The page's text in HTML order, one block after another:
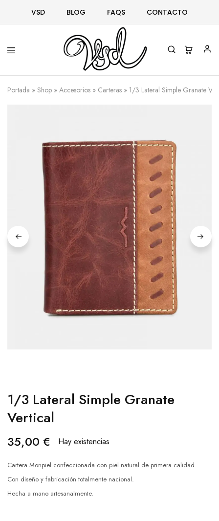
VSD BLOG FAQS CONTACTO
Vsd
Ropa
complementos
Portada » Shop » Accesorios » Carteras » 1/3 Lateral Simple Granate
1/3 Lateral Simple Granate
Vertical
35,00 € Hay existencias
Cartera Monpiel confeccionada con piel natural de primera calidad.
Con diseño y fabricación totalmente nacional.
Hecha a mano artesanalmente.